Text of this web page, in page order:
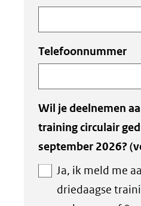
Telefoonnummer
Wil je deelnemen
training circulair
september 2026?
Ja, ik meld me
driedaagse